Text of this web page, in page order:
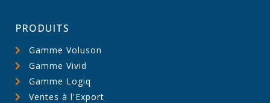
PRODUITS
Gamme Voluson
Gamme Vivid
Gamme Logiq
Ventes à l'Export